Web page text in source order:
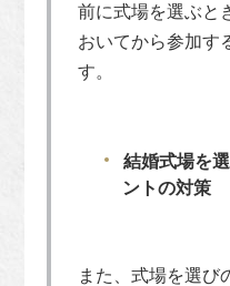
前に式場を選ぶと
おいてから参加す
す。
結婚式場を
ントの対策
また、式場を選び